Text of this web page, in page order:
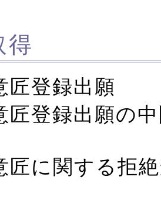
得
匠登録出願
匠登録出願の
匠に関する拒